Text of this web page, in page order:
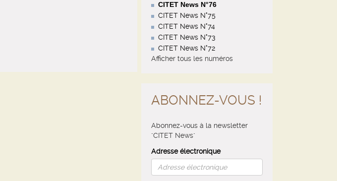
CITET News N°76
CITET News N°75
CITET News N°74
CITET News N°73
CITET News N°72
Afficher tous les numéros
ABONNEZ-VOUS !
Abonnez-vous à la newsletter
"CITET News"
Adresse électronique